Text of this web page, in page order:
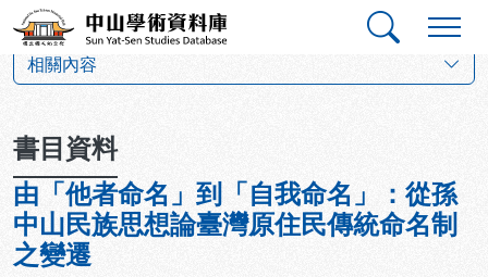
跳到主要內容
中山學術資料庫
相關內容
書目資料
由「他者命名」到「自我命名」：從孫
中山民族思想論臺灣原住民傳統命名制
之變遷